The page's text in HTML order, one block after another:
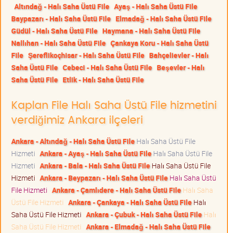
Altındağ - Halı Saha Üstü File Ayaş - Halı Saha Üstü File
Baypazarı - Halı Saha Üstü File Elmadağ - Halı Saha Üstü File
Güdül - Halı Saha Üstü File Haymana - Halı Saha Üstü File
Nallıhan - Halı Saha Üstü File Çankaya Koru - Halı Saha Üstü
File Şereflikoçhisar - Halı Saha Üstü File Bahçelievler - Halı
Saha Üstü File Cebeci - Halı Saha Üstü File Beşevler - Halı
Saha Üstü File Etlik - Halı Saha Üstü File
Kaplan File Halı Saha Üstü File hizmetini
verdiğimiz Ankara ilçeleri
Ankara - Altındağ - Halı Saha Üstü FileHalı Saha Üstü File
Hizmeti Ankara - Ayaş - Halı Saha Üstü FileHalı Saha Üstü File
Hizmeti Ankara - Bala - Halı Saha Üstü FileHalı Saha Üstü File
Hizmeti Ankara - Beypazarı - Halı Saha Üstü FileHalı Saha Üstü
File Hizmeti Ankara - Çamlıdere - Halı Saha Üstü FileHalı Saha
Üstü File Hizmeti Ankara - Çankaya - Halı Saha Üstü FileHalı
Saha Üstü File Hizmeti Ankara - Çubuk - Halı Saha Üstü FileHalı
Saha Üstü File Hizmeti Ankara - Elmadağ - Halı Saha Üstü File